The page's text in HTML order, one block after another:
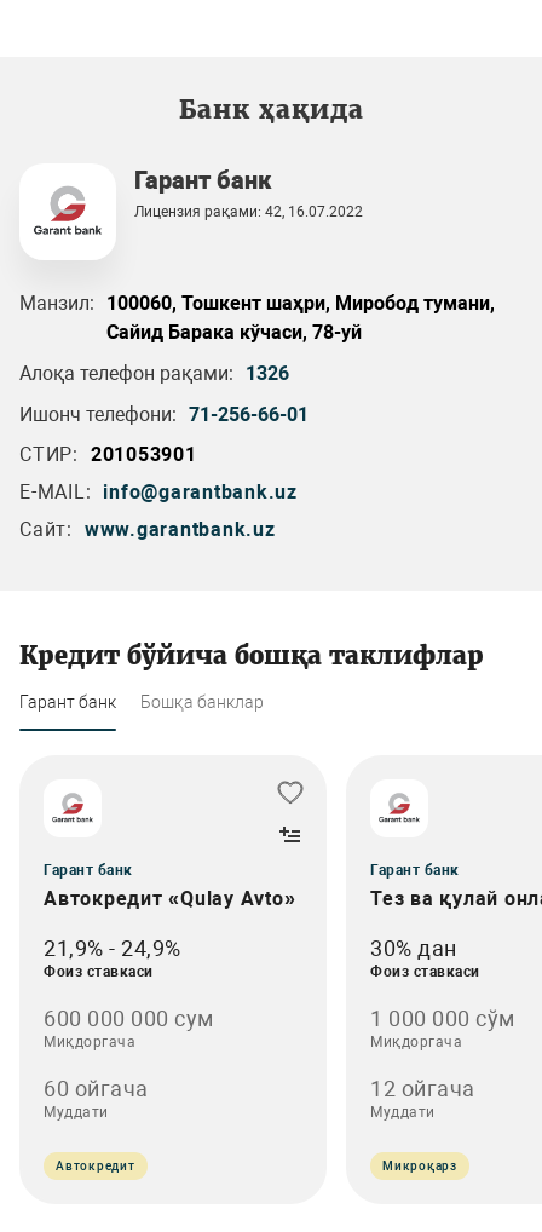
Банк ҳақида
Гарант банк
Лицензия рақами: 42, 16.07.2022
Манзил:
100060, Тошкент шаҳри, Миробод тумани,
Сайид Барака кўчаси, 78-уй
Алоқа телефон рақами:
1326
Ишонч телефони: 71-256-66-01
СТИР:
201053901
E-MAIL:
info@garantbank.uz
Сайт:
www.garantbank.uz
Кредит бўйича бошқа таклифлар
Гарант банк Бошқа банклар
Гарант банк
Автокредит «Qulay Avto»
21,9% - 24,9%
Фоиз ставкаси
600 000 000 сум
Миқдоргача
60 ойгача
Муддати
Автокредит
Гарант банк
Тез ва қулай
30% дан
Фоиз ставкаси
1 000 000 сўм
Миқдоргача
12 ойгача
Муддати
Микроқарз